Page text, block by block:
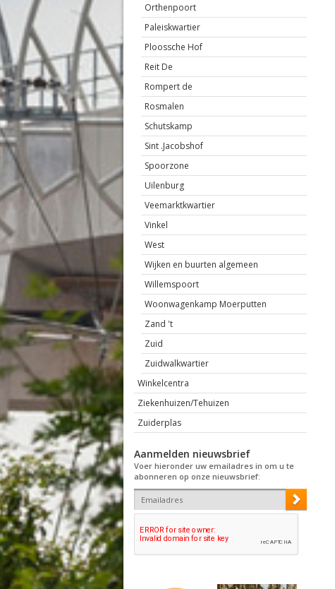
Orthenpoort
Paleiskwartier
Ploossche Hof
Reit De
Rompert de
Rosmalen
Schutskamp
Sint .Jacobshof
Spoorzone
Uilenburg
Veemarktkwartier
Vinkel
West
Wijken en buurten algemeen
Willemspoort
Woonwagenkamp Moerputten
Zand 't
Zuid
Zuidwalkwartier
Winkelcentra
Ziekenhuizen/Tehuizen
Zuiderplas
Aanmelden nieuwsbrief
Voer hieronder uw emailadres in om u te
abonneren op onze nieuwsbrief: